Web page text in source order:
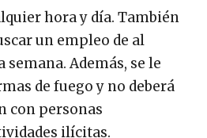
hora y día. También
un empleo de al
semana. Además, se le
de fuego y no deberá
con personas
ilícitas.